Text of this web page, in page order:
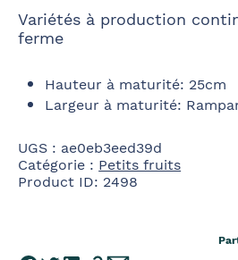
Variétés à production
ferme
Hauteur à maturité: 25cm
Largeur à maturité:
UGS : ae0eb3eed39d
Catégorie : Petits fruits
Product ID: 2498